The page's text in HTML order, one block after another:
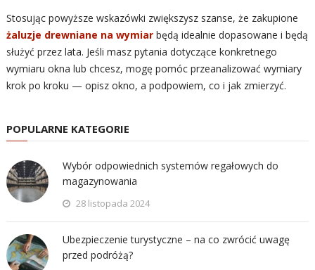
Stosując powyższe wskazówki zwiększysz szanse, że zakupione
żaluzje drewniane na wymiarbędą idealnie dopasowane i będą
służyć przez lata. Jeśli masz pytania dotyczące konkretnego
wymiaru okna lub chcesz, mogę pomóc przeanalizować wymiary
krok po kroku — opisz okno, a podpowiem, co i jak zmierzyć.
POPULARNE KATEGORIE
Wybór odpowiednich systemów regałowych do
magazynowania
28 listopada 2024
Ubezpieczenie turystyczne – na co zwrócić uwagę
przed podróżą?